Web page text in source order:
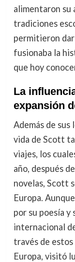
alimentaron su
tradiciones
permitieron
fusionaba la
que hoy
La
expansión
Además de
vida de Scott
viajes, los
año, después
novelas, Scott
Europa.
por su poesía y
internacional
través de
Europa, visitó